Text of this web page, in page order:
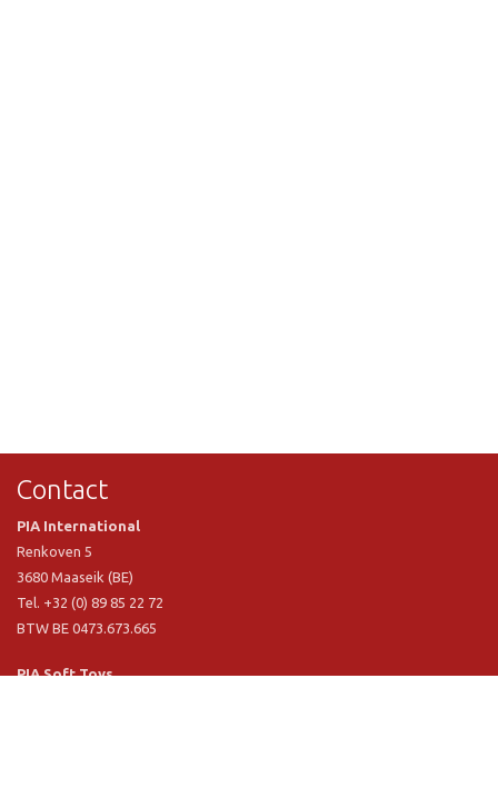
Contact
PIA International
Renkoven 5
3680 Maaseik (BE)
Tel. +32 (0) 89 85 22 72
BTW BE 0473.673.665
PIA Soft Toys